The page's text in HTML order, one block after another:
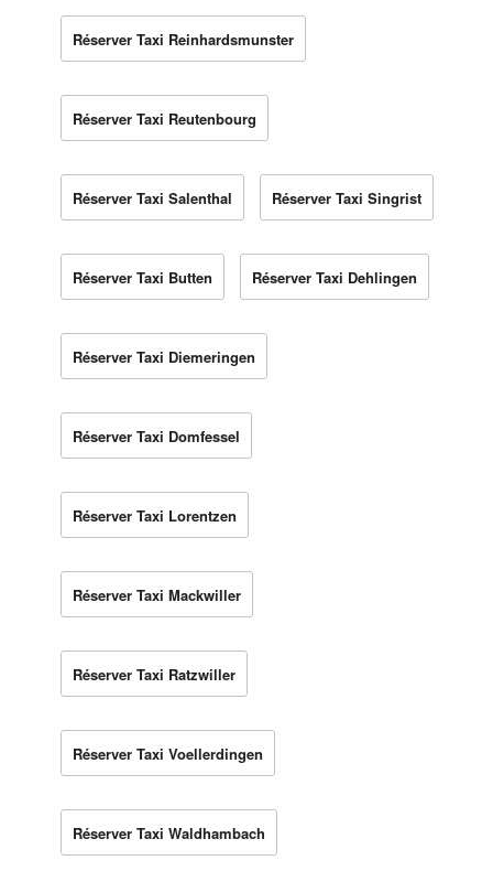
Réserver Taxi Reinhardsmunster
Réserver Taxi Reutenbourg
Réserver Taxi Salenthal Réserver Taxi Singrist
Réserver Taxi Butten Réserver Taxi Dehlingen
Réserver Taxi Diemeringen
Réserver Taxi Domfessel
Réserver Taxi Lorentzen
Réserver Taxi Mackwiller
Réserver Taxi Ratzwiller
Réserver Taxi Voellerdingen
Réserver Taxi Waldhambach